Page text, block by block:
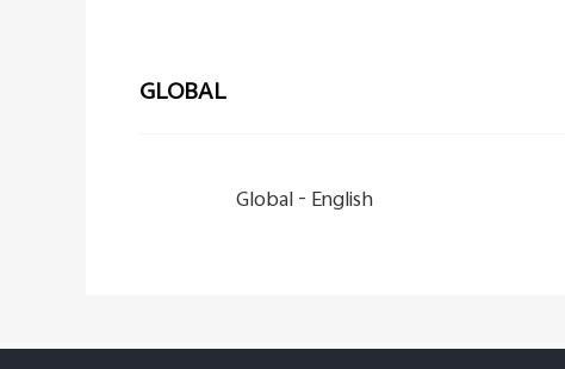
GLOBAL
Global - English